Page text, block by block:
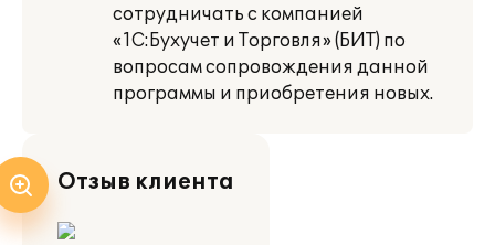
сотрудничать с компанией
«1С:Бухучет и Торговля» (БИТ) по
вопросам сопровождения данной
программы и приобретения новых.
Отзыв клиента